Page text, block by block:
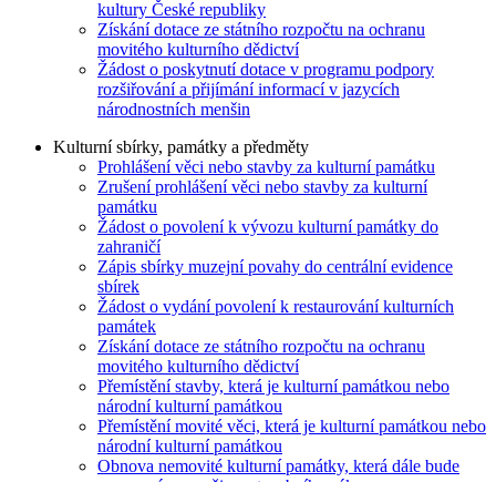
kultury České republiky
Získání dotace ze státního rozpočtu na ochranu
movitého kulturního dědictví
Žádost o poskytnutí dotace v programu podpory
rozšiřování a přijímání informací v jazycích
národnostních menšin
Kulturní sbírky, památky a předměty
Prohlášení věci nebo stavby za kulturní památku
Zrušení prohlášení věci nebo stavby za kulturní
památku
Žádost o povolení k vývozu kulturní památky do
zahraničí
Zápis sbírky muzejní povahy do centrální evidence
sbírek
Žádost o vydání povolení k restaurování kulturních
památek
Získání dotace ze státního rozpočtu na ochranu
movitého kulturního dědictví
Přemístění stavby, která je kulturní památkou nebo
národní kulturní památkou
Přemístění movité věci, která je kulturní památkou nebo
národní kulturní památkou
Obnova nemovité kulturní památky, která dále bude